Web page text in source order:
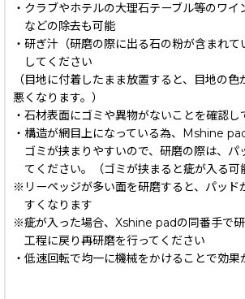
・クラブやホテルの大理石テーブル等のワ
などの除去も可能
・研ぎ汁（研磨の際に出る石の粉が含まれ
してください
（目地に付着したまま放置すると、目地の
悪くなります。）
・石材表面にゴミや異物がないことを確認し
・構造が網目上になっている為、Mshine
ゴミが挟まりやすいので、研磨の際は、パ
てください。（ゴミが挟まると疵が入る可
※リーペッジが多い面を研磨すると、パッド
すくなります
※疵が入った場合、Xshine padの同番手で
工程に戻り再研磨を行ってください
・低速回転で均一に機械をかけることで効果